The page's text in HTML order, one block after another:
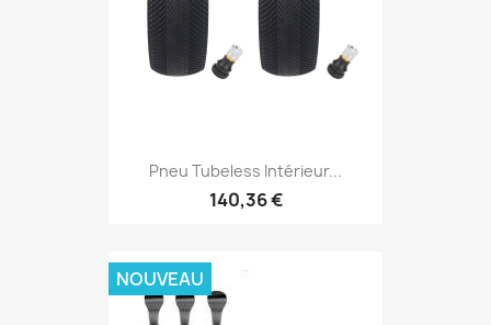
Pneu Tubeless Intérieur...
140,36 €
NOUVEAU